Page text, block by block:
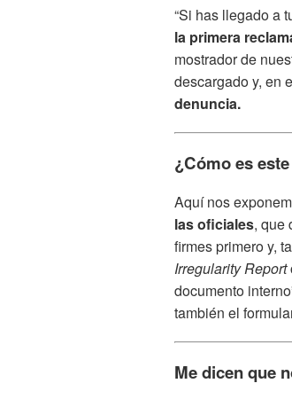
“Si has llegado a
la primera
mostrador de
descargado y, en
denuncia.
¿Cómo es
Aquí nos
las oficiales, que
firmes primero y,
Irregularity Report
documento
también el
Me dicen que